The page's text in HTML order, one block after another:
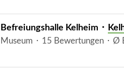
Befreiungshalle Kelheim ⬝
Museum ⬝ 15 Bewertungen ⬝ Ø